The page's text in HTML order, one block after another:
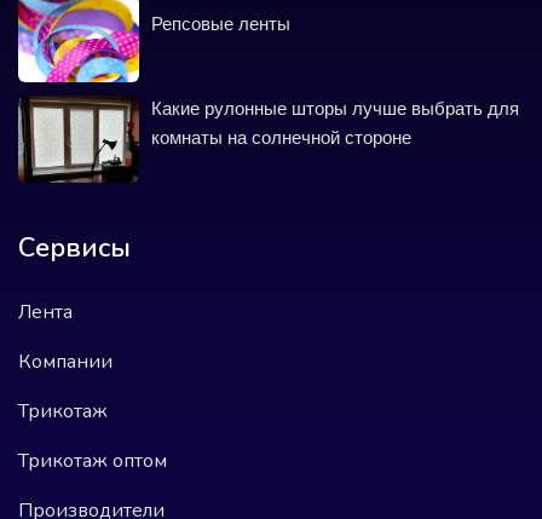
Репсовые ленты
Какие рулонные шторы лучше выбрать для
комнаты на солнечной стороне
Сервисы
Лента
Компании
Трикотаж
Трикотаж оптом
Производители